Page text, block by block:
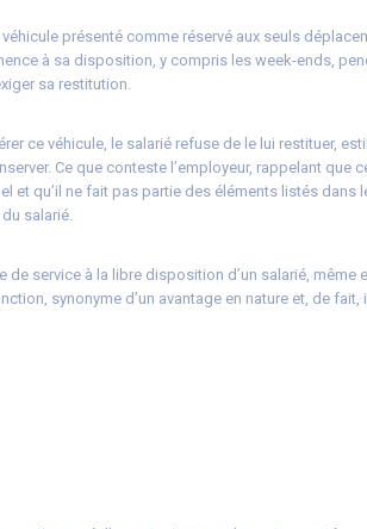
présenté comme réservé aux seuls
à sa disposition, y compris les week-ends,
sa restitution.
ce véhicule, le salarié refuse de le lui restituer,
Ce que conteste l’employeur, rappelant que
et qu’il ne fait pas partie des éléments listés dans
salarié.
de service à la libre disposition d’un salarié, même
synonyme d’un avantage en nature et, de